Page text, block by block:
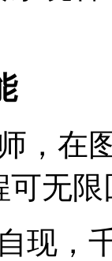
，在
无
现，